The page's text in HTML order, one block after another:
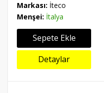
Markası: İteco
Menşei: İtalya
Sepete Ekle
Detaylar